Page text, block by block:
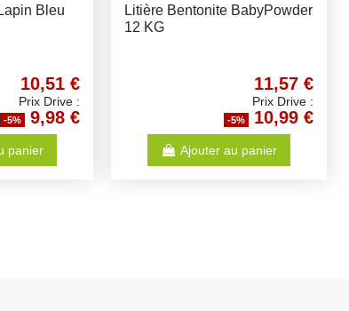
Corde
5,16 €
Prix Drive :
-5% 4,90 €
panier
Denta Fun Cœur Poulet 70gr
ou 125gr
1,63 €
Prix Drive :
-5% 1,55 €
Ajouter au panier